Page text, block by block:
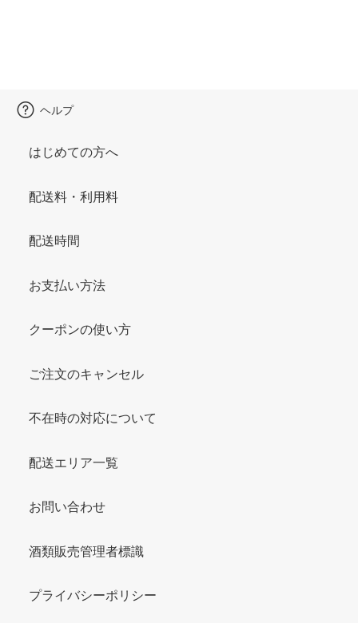
ヘルプ
はじめての方へ
配送料・利用料
配送時間
お支払い方法
クーポンの使い方
ご注文のキャンセル
不在時の対応について
配送エリア一覧
お問い合わせ
酒類販売管理者標識
プライバシーポリシー